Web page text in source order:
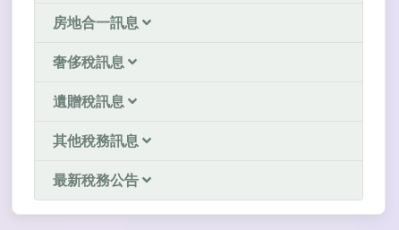
房地合一訊息
奢侈稅訊息
遺贈稅訊息
其他稅務訊息
最新稅務公告